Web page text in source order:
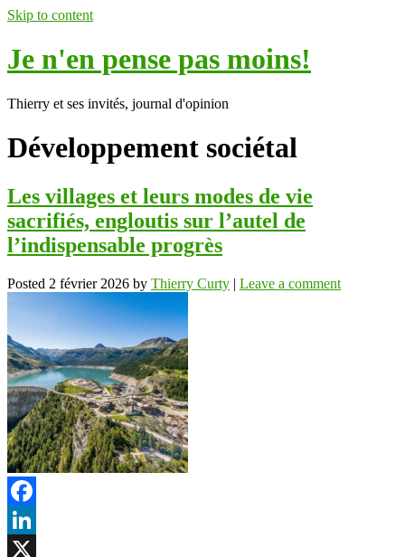
Skip to content
Je n'en pense pas moins!
Thierry et ses invités, journal d'opinion
Développement sociétal
Les villages et leurs modes de vie
sacrifiés, engloutis sur l’autel de
l’indispensable progrès
Posted 2 février 2026 by Thierry Curty | Leave a comment
Facebook
LinkedIn